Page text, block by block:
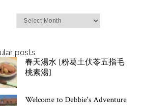
posts
春天湯水 [粉葛土伏苓五指毛
桃素湯]
Welcome to Debbie's Adventure